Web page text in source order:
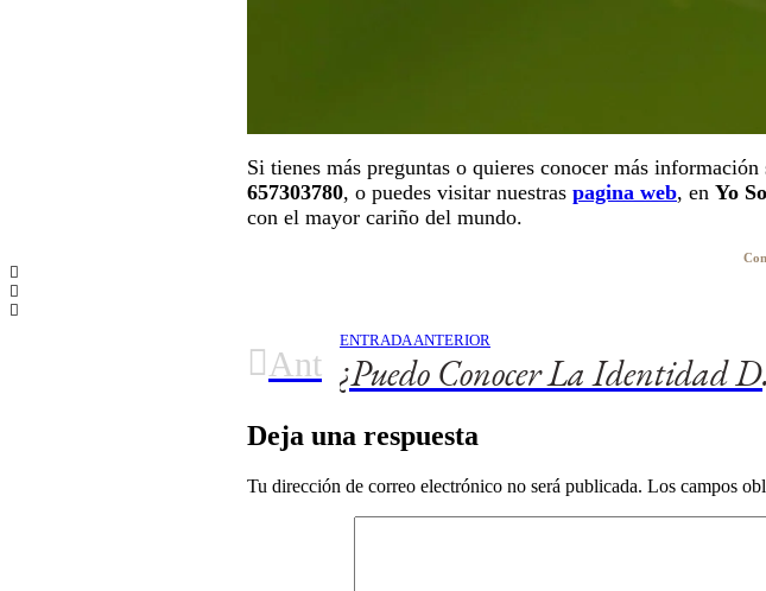
Si tienes más preguntas o quieres conocer más
657303780, o puedes visitar nuestras pagina web, en Yo
con el mayor cariño del mundo.
Ant
ENTRADA ANTERIOR
Deja una respuesta
Tu dirección de correo electrónico no será publicada. Los campos